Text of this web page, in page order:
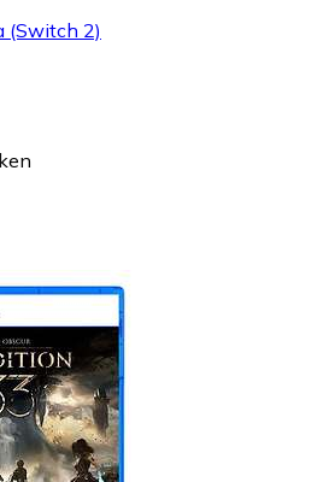
(Switch 2)